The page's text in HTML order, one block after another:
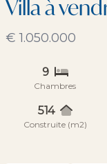
Villa à
€ 1.050.000
9
Chambres
514
Construite (m2)